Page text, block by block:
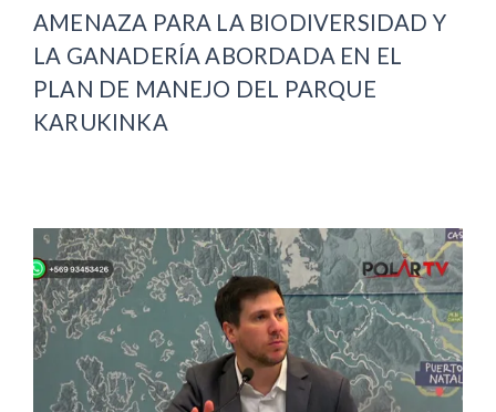
AMENAZA PARA LA BIODIVERSIDAD Y
LA GANADERÍA ABORDADA EN EL
PLAN DE MANEJO DEL PARQUE
KARUKINKA